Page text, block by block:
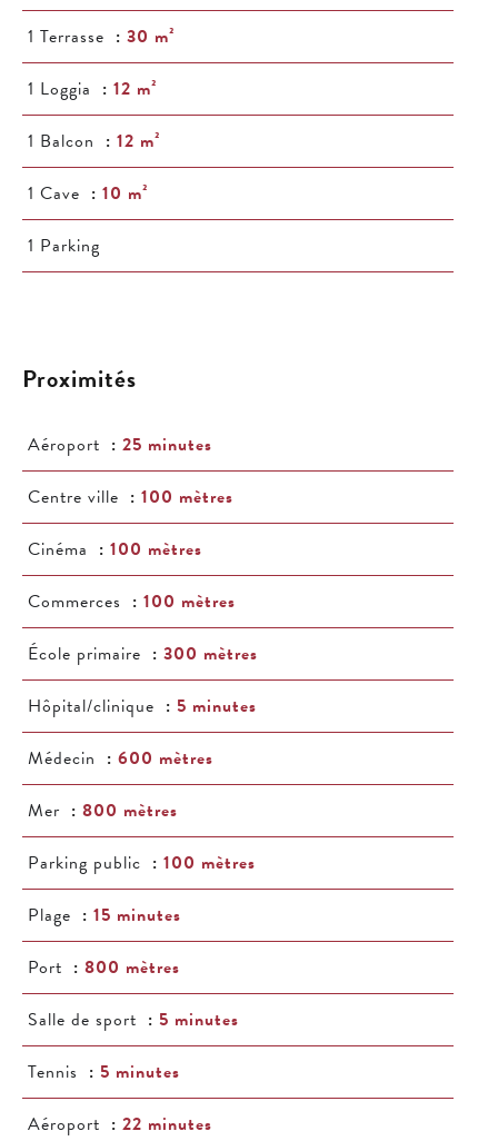
1 Terrasse
30 m²
1 Loggia
12 m²
1 Balcon
12 m²
1 Cave
10 m²
1 Parking
Proximités
Aéroport
25 minutes
Centre ville
100 mètres
Cinéma
100 mètres
Commerces
100 mètres
École primaire
300 mètres
Hôpital/clinique
5 minutes
Médecin
600 mètres
Mer
800 mètres
Parking public
100 mètres
Plage
15 minutes
Port
800 mètres
Salle de sport
5 minutes
Tennis
5 minutes
Aéroport
22 minutes